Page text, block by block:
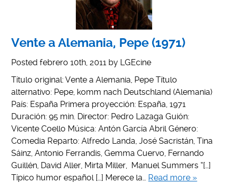
Vente a Alemania, Pepe (1971)
Postedfebrero 10th, 2011 by LGEcine
Título original: Vente a Alemania, Pepe Título
alternativo: Pepe, komm nach Deutschland (Alemania)
País: España Primera proyección: España, 1971
Duración: 95 min. Director: Pedro Lazaga Guión:
Vicente Coello Música: Antón García Abril Género:
Comedia Reparto: Alfredo Landa, José Sacristán, Tina
Sáinz, Antonio Ferrandis, Gemma Cuervo, Fernando
Guillén, David Aller, Mirta Miller, Manuel Summers “[…]
Típico humor español […] Merece la… Read more »